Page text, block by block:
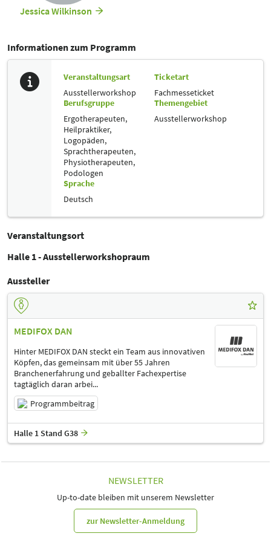
Jessica Wilkinson
Informationen zum Programm
Veranstaltungsart
Ausstellerworkshop
Ticketart
Fachmesseticket
Berufsgruppe
Ergotherapeuten,
Heilpraktiker,
Logopäden,
Sprachtherapeuten,
Physiotherapeuten,
Podologen
Themengebiet
Ausstellerworkshop
Sprache
Deutsch
Veranstaltungsort
Halle 1 - Ausstellerworkshopraum
Aussteller
MEDIFOX DAN
Hinter MEDIFOX DAN steckt ein Team aus innovativen
Köpfen, das gemeinsam mit über 55 Jahren
Branchenerfahrung und geballter Fachexpertise
tagtäglich daran arbei...
Programmbeitrag
Halle 1 Stand G38
NEWSLETTER
Up-to-date bleiben mit unserem Newsletter
zur Newsletter-Anmeldung